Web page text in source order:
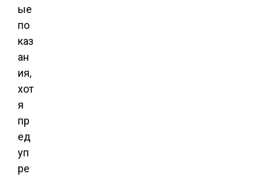
ые
по
каз
ан
ия,
хот
я
пр
ед
уп
ре